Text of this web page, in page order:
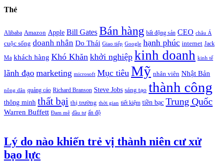
Thẻ
Alibaba Amazon Apple Bill Gates Bán hàng bất động sản CEO châu Á
cuộc sống doanh nhân Do Thái Giao tiếp Google hạnh phúc internet Jack
Ma khách hàng Khó Khăn khởi nghiệp kinh doanh kinh tế
lãnh đạo marketing microsoft Mục tiêu Mỹ nhân viên Nhật Bản
nông dân quảng cáo Richard Branson Steve Jobs sáng tạo thành công
thông minh thất bại thị trường thời gian tiết kiệm tiền bạc Trung Quốc
Warren Buffett Đam mê đầu tư ấn độ
Lý do nào khiến trẻ vị thành niên cư xử
bạo lực